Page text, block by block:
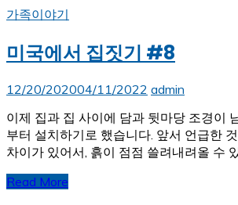
가족이야기
미국에서 집짓기 #8
12/20/202004/11/2022 admin
이제 집과 집 사이에 담과 뒷마당 조경이
부터 설치하기로 했습니다. 앞서 언급한
차이가 있어서, 흙이 점점 쓸려내려올 수
Read More